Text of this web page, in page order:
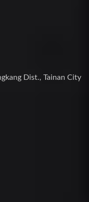
Dist., Tainan City